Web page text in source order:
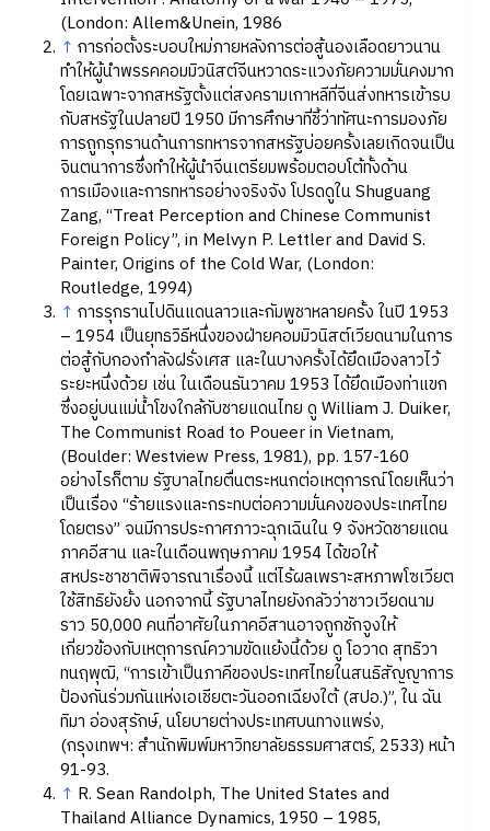
(London: Allem&Unein, 1986
↑ การก่อตั้งระบอบใหม่ภายหลังการต่อสู้นองเลือดยาวนาน
ทำให้ผู้นำพรรคคอมมิวนิสต์จีนหวาดระแวงภัยความมั่นคงมาก
โดยเฉพาะจากสหรัฐตั้งแต่สงครามเกาหลีที่จีนส่งทหารเข้ารบ
กับสหรัฐในปลายปี 1950 มีการศึกษาที่ชี้ว่าทัศนะการมองภัย
การถูกรุกรานด้านการทหารจากสหรัฐบ่อยครั้งเลยเกิดจนเป็น
จินตนาการซึ่งทำให้ผู้นำจีนเตรียมพร้อมตอบโต้ทั้งด้าน
การเมืองและการทหารอย่างจริงจัง โปรดดูใน Shuguang
Zang, “Treat Perception and Chinese Communist
Foreign Policy”, in Melvyn P. Lettler and David S.
Painter, Origins of the Cold War, (London:
Routledge, 1994)
↑ การรุกรานไปดินแดนลาวและกัมพูชาหลายครั้ง ในปี 1953
– 1954 เป็นยุทธวิธีหนึ่งของฝ่ายคอมมิวนิสต์เวียดนามในการ
ต่อสู้กับกองกำลังฝรั่งเศส และในบางครั้งได้ยึดเมืองลาวไว้
ระยะหนึ่งด้วย เช่น ในเดือนธันวาคม 1953 ได้ยึดเมืองท่าแขก
ซึ่งอยู่บนแม่น้ำโขงใกล้กับชายแดนไทย ดู William J. Duiker,
The Communist Road to Poueer in Vietnam,
(Boulder: Westview Press, 1981), pp. 157-160
อย่างไรก็ตาม รัฐบาลไทยตื่นตระหนกต่อเหตุการณ์โดยเห็นว่า
เป็นเรื่อง “ร้ายแรงและกระทบต่อความมั่นคงของประเทศไทย
โดยตรง” จนมีการประกาศภาวะฉุกเฉินใน 9 จังหวัดชายแดน
ภาคอีสาน และในเดือนพฤษภาคม 1954 ได้ขอให้
สหประชาชาติพิจารณาเรื่องนี้ แต่ไร้ผลเพราะสหภาพโซเวียต
ใช้สิทธิยังยั้ง นอกจากนี้ รัฐบาลไทยยังกลัวว่าชาวเวียดนาม
ราว 50,000 คนที่อาศัยในภาคอีสานอาจถูกชักจูงให้
เกี่ยวข้องกับเหตุการณ์ความขัดแย้งนี้ด้วย ดู โอวาด สุทธิวา
ทนฤพุฒิ, “การเข้าเป็นภาคีของประเทศไทยในสนธิสัญญาการ
ป้องกันร่วมกันแห่งเอเชียตะวันออกเฉียงใต้ (สปอ.)”, ใน ฉัน
ทิมา อ่องสุรักษ์, นโยบายต่างประเทศบนทางแพร่ง,
(กรุงเทพฯ: สำนักพิมพ์มหาวิทยาลัยธรรมศาสตร์, 2533) หน้า
91-93.
↑ R. Sean Randolph, The United States and
Thailand Alliance Dynamics, 1950 – 1985,